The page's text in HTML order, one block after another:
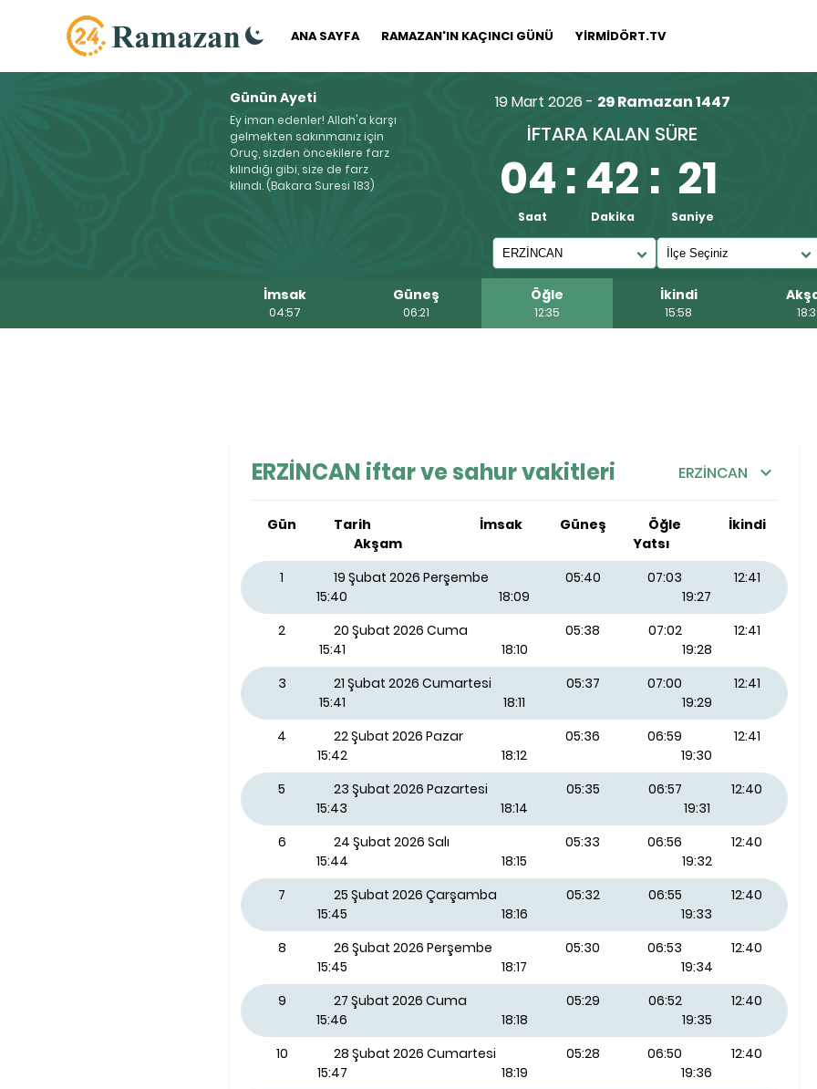
ANA SAYFA RAMAZAN'IN KAÇINCI GÜNÜ YİRMİDÖRT.TV
Günün Ayeti
Ey iman edenler! Allah'a karşı
gelmekten sakınmanız için
Oruç, sizden öncekilere farz
kılındığı gibi, size de farz
kılındı. (Bakara Suresi 183)
19 Mart 2026 - 29 Ramazan 1447
İFTARA KALAN SÜRE
04:42 : 20
Saat Dakika Saniye
İmsak
04:57
Güneş
06:21
Öğle
12:35
İkindi
15:58
ERZİNCAN iftar ve sahur vakitleri ERZİNCAN
Gün Tarih İmsak Güneş Öğle
İkindi
Akşam
Yatsı
1
19 Şubat 2026 Perşembe 05:40 07:03
12:41
15:40
18:09
19:27
2
20 Şubat 2026 Cuma 05:38 07:02
12:41
15:41
18:10
19:28
3
21 Şubat 2026 Cumartesi 05:37 07:00
12:41
15:41
18:11
19:29
4
22 Şubat 2026 Pazar 05:36 06:59
12:41
15:42
18:12
19:30
5
23 Şubat 2026 Pazartesi 05:35 06:57
12:40
15:43
18:14
19:31
6
24 Şubat 2026 Salı 05:33 06:56
12:40
15:44
18:15
19:32
7
25 Şubat 2026 Çarşamba 05:32 06:55
12:40
15:45
18:16
19:33
8
26 Şubat 2026 Perşembe 05:30 06:53
12:40
15:45
18:17
19:34
9
27 Şubat 2026 Cuma 05:29 06:52
12:40
15:46
18:18
19:35
10
28 Şubat 2026 Cumartesi 05:28 06:50
12:40
15:47
18:19
19:36